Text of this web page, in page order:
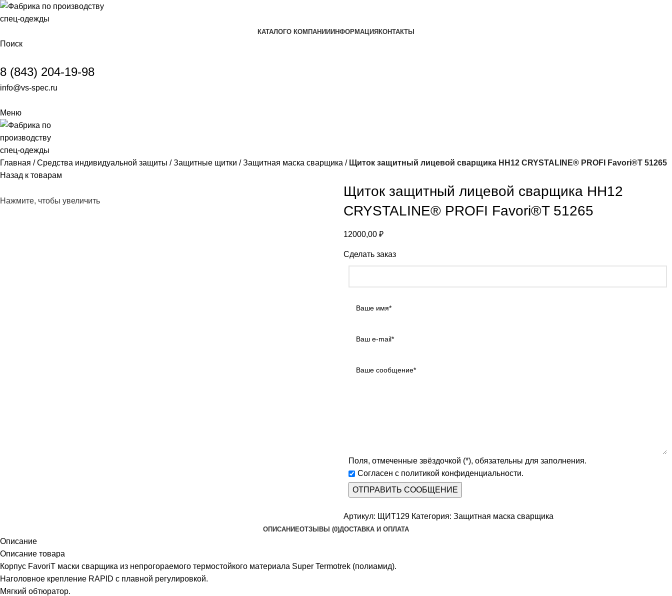
КАТАЛОГО КОМПАНИИ ИНФОРМАЦИЯ КОНТАКТЫ
Поиск
8 (843) 204-19-98
info@vs-spec.ru
Меню
Главная Средства индивидуальной защиты Защитные щитки Защитная маска сварщика
Щиток защитный лицевой сварщика НН12 CRYSTALINE® PROFI Favori®T 51265
Назад к товарам
Нажмите, чтобы увеличить
Щиток защитный лицевой сварщика НН12
CRYSTALINE® PROFI Favori®T 51265
12000,00 ₽
Сделать заказ
Поля, отмеченные звёздочкой (*), обязательны для заполнения.
Согласен с политикой конфиденциальности.
Артикул: ЩИТ129 Категория: Защитная маска сварщика
ОПИСАНИЕОТЗЫВЫ (0)ДОСТАВКА И ОПЛАТА
Описание
Описание товара
Корпус FavoriT маски сварщика из непрогораемого термостойкого материала Super Termotrek (полиамид).
Наголовное крепление RAPID с плавной регулировкой.
Мягкий обтюратор.